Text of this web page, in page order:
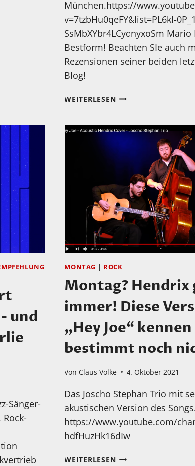
München.https://
v=7tzbHu0qeFY&list=PL6kI-
SsMbXYbr4LCyqnyxoSm Mario
Bestform! Beachten SIe auch
Rezensionen seiner beiden
Blog!
WEITERLESENNEUES
M.E.M.
MARIO
KNAPP
und
Sänger-
Rock-
MONTAG | ROCK
Montag? Hendrix
immer! Diese
„Hey Joe“
bestimmt noch
Von Claus Volke 4. Oktober 2021
Das Joscho Stephan Trio mit
akustischen Version des
https://www.youtube.com/
hdfHuzHk16dIw
WEITERLESENMONTAG?